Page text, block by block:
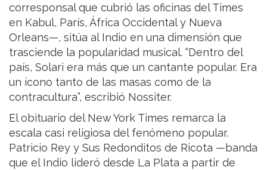
corresponsal que cubrió las oficinas del Times
en Kabul, París, África Occidental y Nueva
Orleans—, sitúa al Indio en una dimensión que
trasciende la popularidad musical. “Dentro del
país, Solari era más que un cantante popular. Era
un ícono tanto de las masas como de la
contracultura”, escribió Nossiter.
El obituario del New York Times remarca la
escala casi religiosa del fenómeno popular.
Patricio Rey y Sus Redonditos de Ricota —banda
que el Indio lideró desde La Plata a partir de